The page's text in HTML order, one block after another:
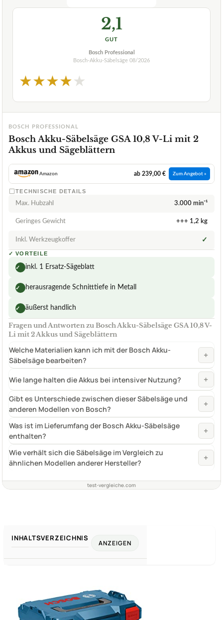
2,1
GUT
Bosch Professional
Bosch-Akku-Säbelsäge 08/2026
★★★★★
BOSCH PROFESSIONAL
Bosch Akku-Säbelsäge GSA 10,8 V-Li mit 2
Akkus und Sägeblättern
Amazon ab 239,00 € Zum Angebot »
TECHNISCHE DETAILS
Max. Hubzahl 3.000 min⁻¹
Geringes Gewicht +++ 1,2 kg
Inkl. Werkzeugkoffer ✓
✓ VORTEILE
✓ inkl. 1 Ersatz-Sägeblatt
✓ herausragende Schnitttiefe in Metall
✓ äußerst handlich
Fragen und Antworten zu Bosch Akku-Säbelsäge GSA 10,8 V-
Li mit 2 Akkus und Sägeblättern
Welche Materialien kann ich mit der Bosch Akku-
Säbelsäge bearbeiten?
+
Wie lange halten die Akkus bei intensiver Nutzung? +
Gibt es Unterschiede zwischen dieser Säbelsäge und
anderen Modellen von Bosch?
+
Was ist im Lieferumfang der Bosch Akku-Säbelsäge
enthalten?
+
Wie verhält sich die Säbelsäge im Vergleich zu
ähnlichen Modellen anderer Hersteller?
+
test-vergleiche.com
INHALTSVERZEICHNIS
ANZEIGEN